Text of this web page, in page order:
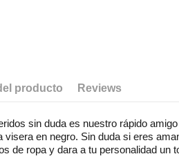
producto Reviews
sin duda es nuestro rápido
visera en negro. Sin duda si eres
de ropa y dara a tu personalidad un